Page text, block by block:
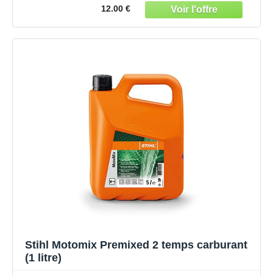
12.00 €
Stihl Motomix Premixed 2 temps carburant
(1 litre)